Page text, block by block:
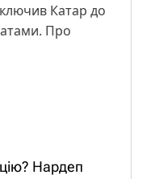
Катар до
Про
Нардеп